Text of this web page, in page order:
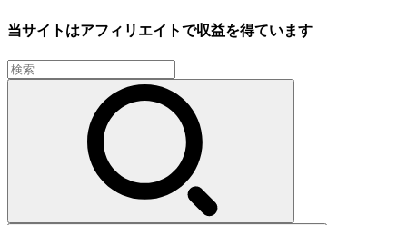
当サイトはアフィリエイトで収益を得ています
検
索: